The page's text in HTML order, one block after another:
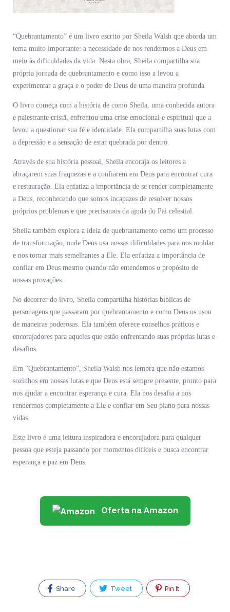
“Quebrantamento” é um livro escrito por Sheila Walsh que aborda um
tema muito importante: a necessidade de nos rendermos a Deus em
meio às dificuldades da vida. Nesta obra, Sheila compartilha sua
própria jornada de quebrantamento e como isso a levou a
experimentar a graça e o poder de Deus de uma maneira profunda.
O livro começa com a história de como Sheila, uma conhecida autora
e palestrante cristã, enfrentou uma crise emocional e espiritual que a
levou a questionar sua fé e identidade. Ela compartilha suas lutas com
a depressão e a sensação de estar quebrada por dentro.
Através de sua história pessoal, Sheila encoraja os leitores a
abraçarem suas fraquezas e a confiarem em Deus para encontrar cura
e restauração. Ela enfatiza a importância de se render completamente
a Deus, reconhecendo que somos incapazes de resolver nossos
próprios problemas e que precisamos da ajuda do Pai celestial.
Sheila também explora a ideia de quebrantamento como um processo
de transformação, onde Deus usa nossas dificuldades para nos moldar
e nos tornar mais semelhantes a Ele. Ela enfatiza a importância de
confiar em Deus mesmo quando não entendemos o propósito de
nossas provações.
No decorrer do livro, Sheila compartilha histórias bíblicas de
personagens que passaram por quebrantamento e como Deus os usou
de maneiras poderosas. Ela também oferece conselhos práticos e
encorajadores para aqueles que estão enfrentando suas próprias lutas e
desafios.
Em “Quebrantamento”, Sheila Walsh nos lembra que não estamos
sozinhos em nossas lutas e que Deus está sempre presente, pronto para
nos ajudar a encontrar esperança e cura. Ela nos desafia a nos
rendermos completamente a Ele e confiar em Seu plano para nossas
vidas.
Este livro é uma leitura inspiradora e encorajadora para qualquer
pessoa que esteja passando por momentos difíceis e busca encontrar
esperança e paz em Deus.
Oferta na Amazon
Share Tweet Pin It